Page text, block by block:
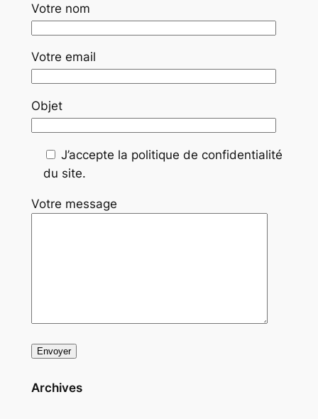
Votre nom
Votre email
Objet
J’accepte la politique de confidentialité
du site.
Votre message
Archives